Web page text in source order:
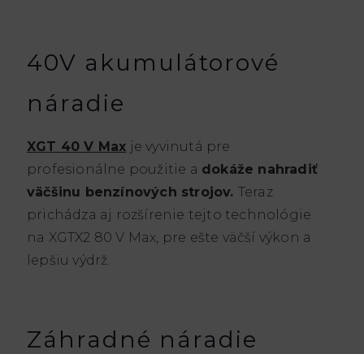
40V akumulátorové
náradie
XGT 40 V Max je vyvinutá pre
profesionálne použitie a dokáže nahradiť
väčšinu benzínových strojov. Teraz
prichádza aj rozšírenie tejto technológie
na XGTX2 80 V Max, pre ešte väčší výkon a
lepšiu výdrž.
Záhradné náradie